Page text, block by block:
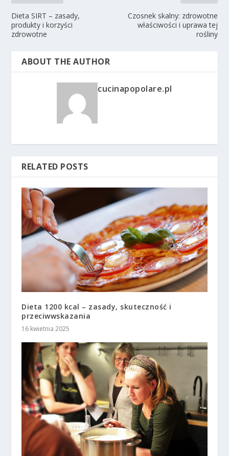
Dieta SIRT – zasady,
produkty i korzyści
zdrowotne
Czosnek skalny: zdrowotne
właściwości i uprawa tej
rośliny
ABOUT THE AUTHOR
cucinapopolare.pl
RELATED POSTS
Dieta 1200 kcal – zasady, skuteczność i
przeciwwskazania
16 kwietnia 2025